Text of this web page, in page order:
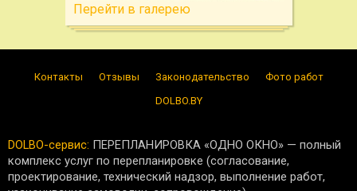
Перейти в галерею
Контакты Отзывы Законодательство
Фото работ
DOLBO.BY
DOLBO-сервис: ПЕРЕПЛАНИРОВКА «ОДНО ОКНО» — полный
комплекс услуг по перепланировке (согласование,
проектирование, технический надзор, выполнение работ,